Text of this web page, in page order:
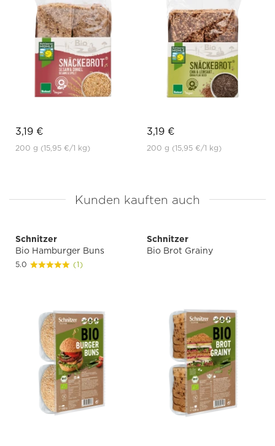
3,19 €
200 g (15,95 €/1 kg)
3,19 €
200 g (15,95 €/1 kg)
Kunden kauften auch
Schnitzer
Bio Hamburger Buns
5.0 (1)
Schnitzer
Bio Brot Grainy